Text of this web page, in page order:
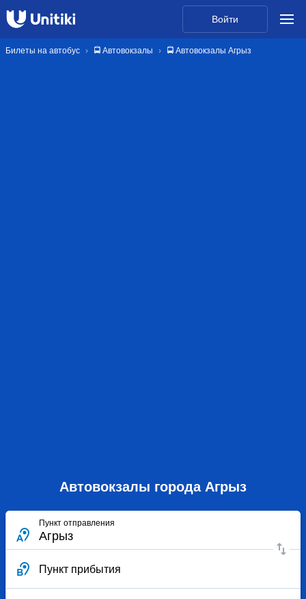
Войти
Билеты на автобус 🚍 Автовокзалы 🚍 Автовокзалы Агрыз
Автовокзалы города Агрыз
Пункт отправления
Пункт прибытия